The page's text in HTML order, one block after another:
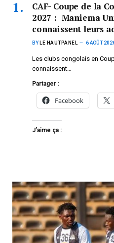
CAF- Coupe de la
2027 : Maniema
connaissent leurs
BY LE HAUTPANEL 6 AOÛT
Les clubs congolais en
connaissent…
Partager :
Facebook
J’aime ça :